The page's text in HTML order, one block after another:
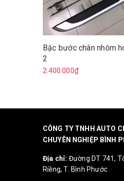
Bậc bước chân nhôm
2
2.400.000₫
CÔNG TY TNHH AUTO
CHUYÊN NGHIỆP BÌNH
Địa chỉ: Đường DT 741,
Riềng, T. Bình Phước